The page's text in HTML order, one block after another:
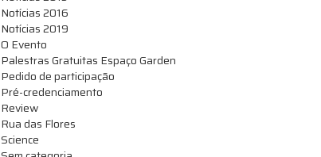
Notícias 2016
Notícias 2019
O Evento
Palestras Gratuitas Espaço Garden
Pedido de participação
Pré-credenciamento
Review
Rua das Flores
Science